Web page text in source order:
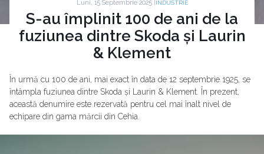
Luni, 15 Septembrie 2025 | INDUSTRIE
S-au împlinit 100 de ani de la
fuziunea dintre Skoda și Laurin
& Klement
În urmă cu 100 de ani, mai exact în data de 12 septembrie 1925, se
întâmpla fuziunea dintre Skoda și Laurin & Klement. În prezent,
această denumire este rezervată pentru cel mai înalt nivel de
echipare din gama mărcii din Cehia.